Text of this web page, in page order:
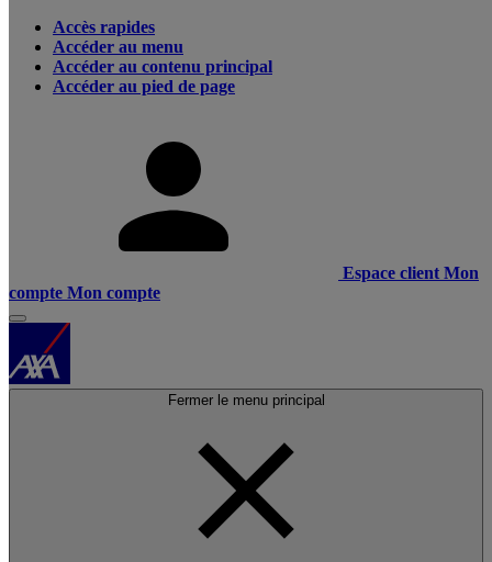
Accès rapides
Accéder au menu
Accéder au contenu principal
Accéder au pied de page
Espace client Mon
compte Mon compte
Fermer le menu principal